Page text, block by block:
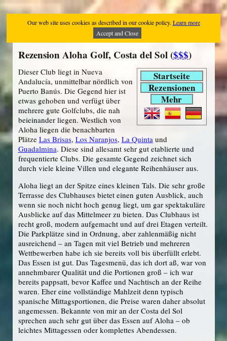
Our web site uses cookies as described in our cookie policy. Learn more
Accept and Close
Rezension Aloha Golf, Costa del Sol ($$$)
Startseite
Rezensionen
Mehr
Dieser Club liegt in Nueva
Andalucía, unmittelbar nördlich von
Puerto Banús. Die Gegend hier ist
etwas gehoben und verfügt über
mehrere gute Golfclubs, die nah
beieinander liegen. Westlich von
Aloha liegen die benachbarten
Plätze Las Brisas, Los Naranjos, La Quinta und
Guadalmina. Diese sind allesamt sehr gut etablierte und
frequentierte Clubs. Die gesamte Gegend zeichnet sich
durch viele kleine Villen und elegante Reihenhäuser aus.
Aloha liegt an der Spitze eines kleinen Tals. Die sehr große
Terrasse des Clubhauses bietet einen guten Ausblick, auch
wenn sie noch nicht hoch genug liegt, um gar spektakuläre
Ausblicke auf das Mittelmeer zu bieten. Das Clubhaus ist
recht groß, modern aufgemacht und auf drei Etagen verteilt.
Die Parkplätze sind in Ordnung, aber zahlenmäßig nicht
ausreichend – an Tagen mit viel Betrieb und mehreren
Wettbewerben habe ich sie bereits voll bis überfüllt erlebt.
Das Essen ist gut. Das Tagesmenü, das ich dort aß, war von
annehmbarer Qualität und die Portionen groß – ich war
bereits pappsatt, bevor Kaffee und Nachtisch an der Reihe
waren. Eher eine vollständige Mahlzeit denn typisch
spanische Mittagsportionen, die Preise waren daher absolut
angemessen. Bekannte von mir an der Costa del Sol
sprechen auch sehr gut über das Essen auf Aloha – ob
leichtes Mittagessen oder komplettes Abendessen.